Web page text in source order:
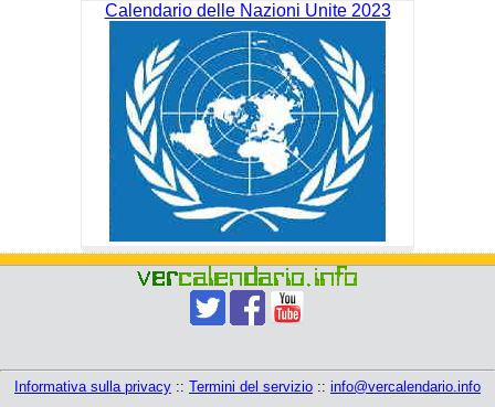
Calendario delle Nazioni Unite 2023
Informativa sulla privacy :: Termini del servizio :: info@vercalendario.info